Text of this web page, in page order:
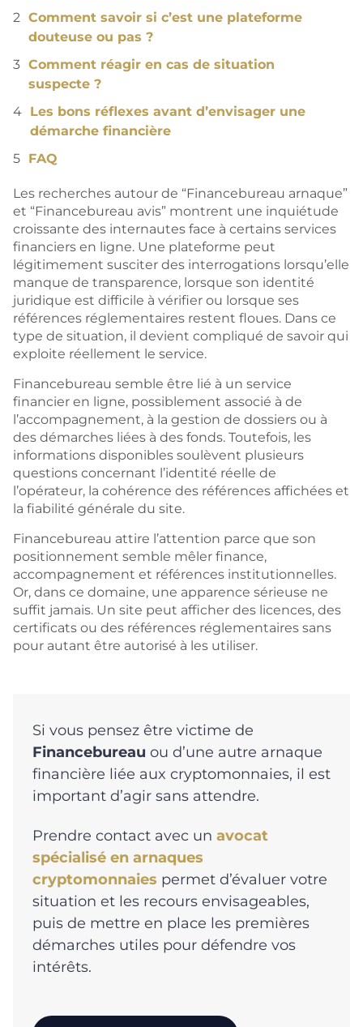
Comment savoir si c’est une plateforme
douteuse ou pas ?
Comment réagir en cas de situation
suspecte ?
Les bons réflexes avant d’envisager une
démarche financière
FAQ
Les recherches autour de “Financebureau arnaque”
et “Financebureau avis” montrent une inquiétude
croissante des internautes face à certains services
financiers en ligne. Une plateforme peut
légitimement susciter des interrogations lorsqu’elle
manque de transparence, lorsque son identité
juridique est difficile à vérifier ou lorsque ses
références réglementaires restent floues. Dans ce
type de situation, il devient compliqué de savoir qui
exploite réellement le service.
Financebureau semble être lié à un service
financier en ligne, possiblement associé à de
l’accompagnement, à la gestion de dossiers ou à
des démarches liées à des fonds. Toutefois, les
informations disponibles soulèvent plusieurs
questions concernant l’identité réelle de
l’opérateur, la cohérence des références affichées et
la fiabilité générale du site.
Financebureau attire l’attention parce que son
positionnement semble mêler finance,
accompagnement et références institutionnelles.
Or, dans ce domaine, une apparence sérieuse ne
suffit jamais. Un site peut afficher des licences, des
certificats ou des références réglementaires sans
pour autant être autorisé à les utiliser.
Si vous pensez être victime de
Financebureau ou d’une autre arnaque
financière liée aux cryptomonnaies, il est
important d’agir sans attendre.
Prendre contact avec un avocat
spécialisé en arnaques
cryptomonnaies permet d’évaluer votre
situation et les recours envisageables,
puis de mettre en place les premières
démarches utiles pour défendre vos
intérêts.